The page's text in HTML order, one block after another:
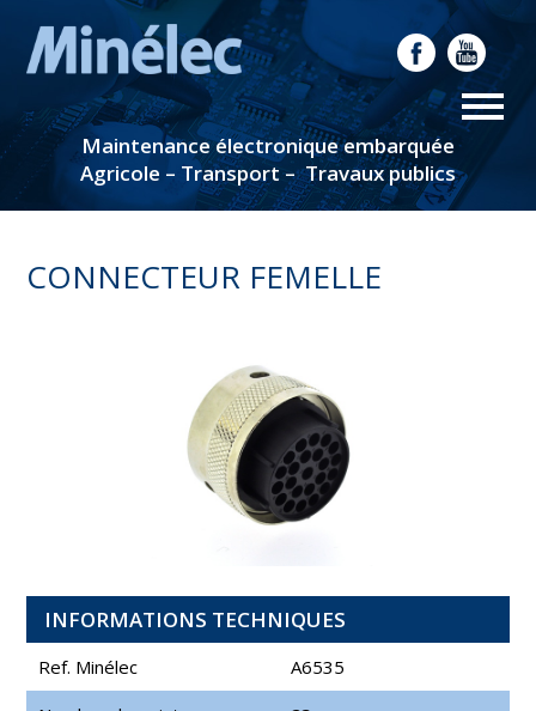
Maintenance électronique embarquée
Agricole – Transport – Travaux publics
CONNECTEUR FEMELLE
INFORMATIONS TECHNIQUES
Ref. Minélec
A6535